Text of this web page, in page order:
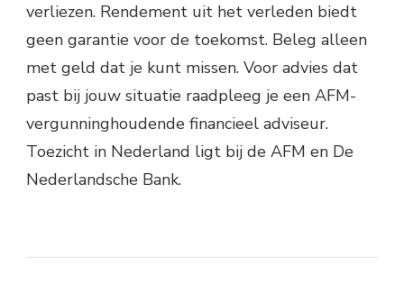
verliezen. Rendement uit het verleden biedt
geen garantie voor de toekomst. Beleg alleen
met geld dat je kunt missen. Voor advies dat
past bij jouw situatie raadpleeg je een AFM-
vergunninghoudende financieel adviseur.
Toezicht in Nederland ligt bij de AFM en De
Nederlandsche Bank.